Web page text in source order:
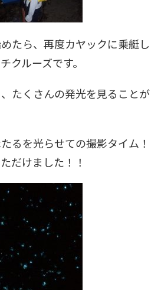
たら、再度カヤックに乗艇し
クルーズです。
たくさんの発光を見ることが
るを光らせての撮影タイム！
だけました！！